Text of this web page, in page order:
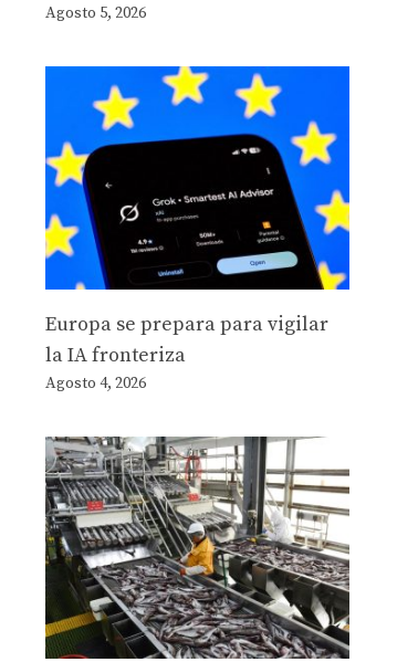
Agosto 5, 2026
Europa se prepara para vigilar
la IA fronteriza
Agosto 4, 2026